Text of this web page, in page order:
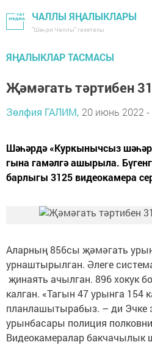
ЧАЛЛЫ ЯҢАЛЫКЛАРЫ
"Шәһри Чаллы" газетасы
ЯҢАЛЫКЛАР ТАСМАСЫ
Җәмәгать тәртибен
Зөлфия ГАЛИМ, 20 июнь 2022 -
Шәһәрдә «Куркынычсыз
гына гамәлгә ашырыла.
барлыгы 3125 видеокамера
Аларның 856сы җәмәгать
урнаштырылган. Әлеге
җинаять ачылган. 896 хокук
калган. «Тагын 47 урынга 154
планлашытырабыз. – ди Эчке
урынбасары полиция
Видеокамералар бакчачылык